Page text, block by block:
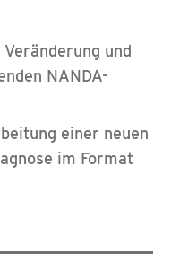
und
NANDA-
einer neuen
im Format